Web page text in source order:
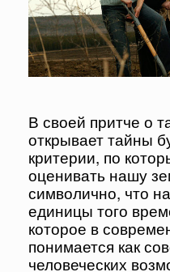
В своей притче о
открывает тайны
критерии, по
оценивать нашу
символично, что
единицы того
которое в
понимается как
человеческих